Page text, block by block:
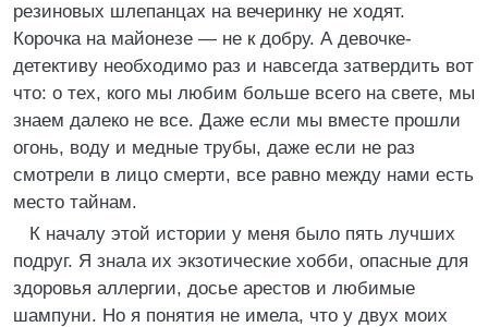
резиновых шлепанцах на вечеринку не ходят.
Корочка на майонезе — не к добру. А девочке-
детективу необходимо раз и навсегда затвердить вот
что: о тех, кого мы любим больше всего на свете, мы
знаем далеко не все. Даже если мы вместе прошли
огонь, воду и медные трубы, даже если не раз
смотрели в лицо смерти, все равно между нами есть
место тайнам.
К началу этой истории у меня было пять лучших
подруг. Я знала их экзотические хобби, опасные для
здоровья аллергии, досье арестов и любимые
шампуни. Но я понятия не имела, что у двух моих